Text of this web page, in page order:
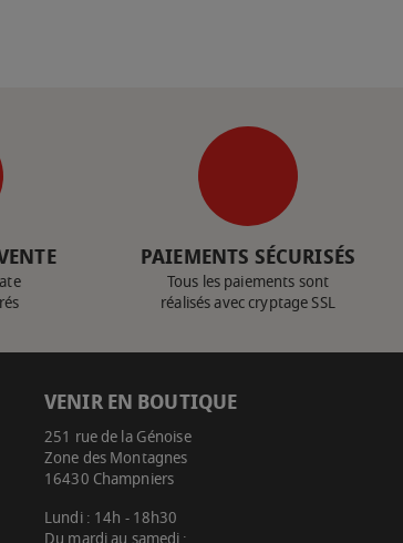
PAIEMENTS SÉCURISÉS
Tous les paiements sont
réalisés avec cryptage SSL
VENIR EN BOUTIQUE
251 rue de la Génoise
Zone des Montagnes
16430 Champniers
Lundi : 14h - 18h30